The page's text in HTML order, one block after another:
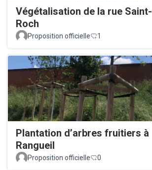
Végétalisation de la rue Saint-
Roch
Proposition officielle 1
Plantation d’arbres fruitiers à
Rangueil
Proposition officielle 0